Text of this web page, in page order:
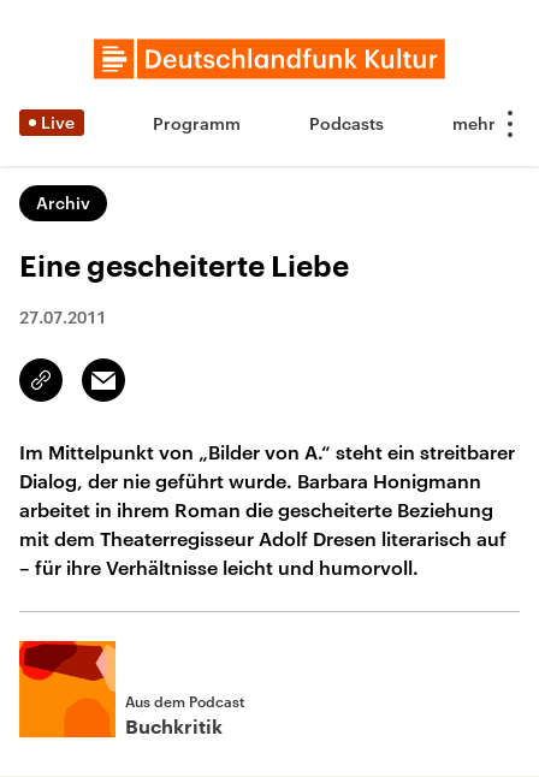
Live Programm Podcasts
Archiv
Eine gescheiterte Liebe
27.07.2011
Link
kopieren/teilen
Email
Im Mittelpunkt von „Bilder von A.“ steht ein streitbarer
Dialog, der nie geführt wurde. Barbara Honigmann
arbeitet in ihrem Roman die gescheiterte Beziehung
mit dem Theaterregisseur Adolf Dresen literarisch auf
– für ihre Verhältnisse leicht und humorvoll.
Aus dem Podcast
Buchkritik